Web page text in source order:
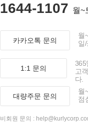
1644-1107 월~
카카오톡 문의
월
일
1:1 문의
365
고
다.
대량주문 문의
월
점
비회원 문의 :